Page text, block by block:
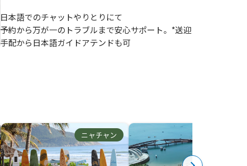
日本語でのチャットやりとりにて
予約から万が一のトラブルまで安心サポート。*送迎
手配から日本語ガイドアテンドも可
ニャチャン